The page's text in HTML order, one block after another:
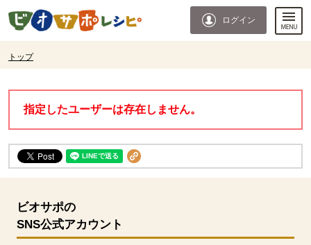
ページの先頭です。
ログイン
トップ
現在位置ここまで
指定したユーザーは存在しません。
ビオサポの
SNS公式アカウント